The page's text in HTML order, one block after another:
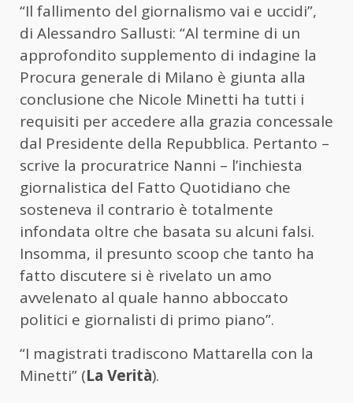
“Il fallimento del giornalismo vai e uccidi”,
di Alessandro Sallusti: “Al termine di un
approfondito supplemento di indagine la
Procura generale di Milano è giunta alla
conclusione che Nicole Minetti ha tutti i
requisiti per accedere alla grazia concessale
dal Presidente della Repubblica. Pertanto –
scrive la procuratrice Nanni – l’inchiesta
giornalistica del Fatto Quotidiano che
sosteneva il contrario è totalmente
infondata oltre che basata su alcuni falsi.
Insomma, il presunto scoop che tanto ha
fatto discutere si è rivelato un amo
avvelenato al quale hanno abboccato
politici e giornalisti di primo piano”.
“I magistrati tradiscono Mattarella con la
Minetti” (La Verità).